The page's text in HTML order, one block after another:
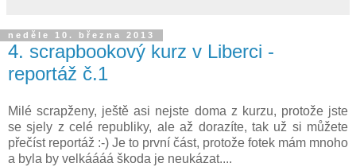
neděle 10. března 2013
4. scrapbookový kurz v Liberci -
reportáž č.1
Milé scrapženy, ještě asi nejste doma z kurzu, protože jste
se sjely z celé republiky, ale až dorazíte, tak už si můžete
přečíst reportáž :-) Je to první část, protože fotek mám mnoho
a byla by velkáááá škoda je neukázat....